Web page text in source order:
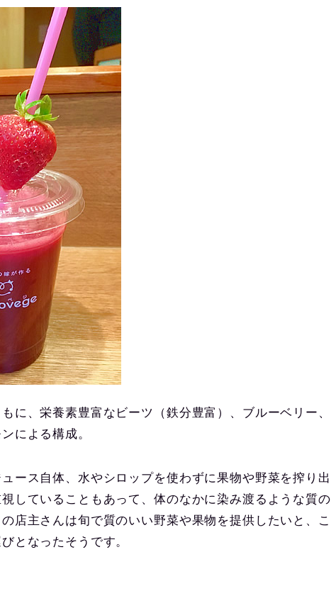
に、栄養素豊富なビーツ（鉄分豊富）、ブルーベリー、
による構成。
ース自体、水やシロップを使わずに果物や野菜を搾り出
していることもあって、体のなかに染み渡るような質の
店主さんは旬で質のいい野菜や果物を提供したいと、こ
となったそうです。